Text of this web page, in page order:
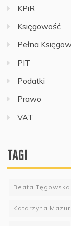
KPiR
Księgowość
Pełna
PIT
Podatki
Prawo
VAT
TAGI
Beata Tęgowska
Katarzyna